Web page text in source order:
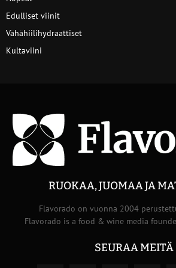
Edulliset viinit
Vähähiilihydraattiset
Kultaviini
RUOKAA, JUOMAA JA
Flavorado on vuonna 2004
Flavorado is a food & wine media
SEURAA MEITÄ